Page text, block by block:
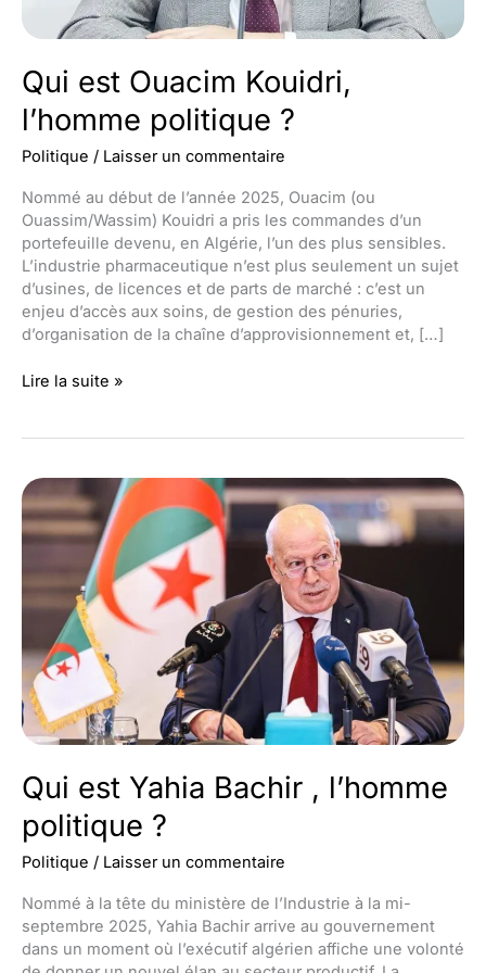
Qui est Ouacim Kouidri,
l’homme politique ?
Politique / Laisser un commentaire
Nommé au début de l’année 2025, Ouacim (ou
Ouassim/Wassim) Kouidri a pris les commandes d’un
portefeuille devenu, en Algérie, l’un des plus sensibles.
L’industrie pharmaceutique n’est plus seulement un sujet
d’usines, de licences et de parts de marché : c’est un
enjeu d’accès aux soins, de gestion des pénuries,
d’organisation de la chaîne d’approvisionnement et, […]
Qui
politique
?
Lire la suite »
Qui est Yahia Bachir , l’homme
politique ?
Politique / Laisser un commentaire
Nommé à la tête du ministère de l’Industrie à la mi-
septembre 2025, Yahia Bachir arrive au gouvernement
dans un moment où l’exécutif algérien affiche une volonté